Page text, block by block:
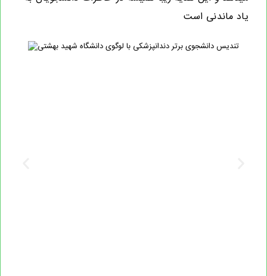
یاد ماندنی است